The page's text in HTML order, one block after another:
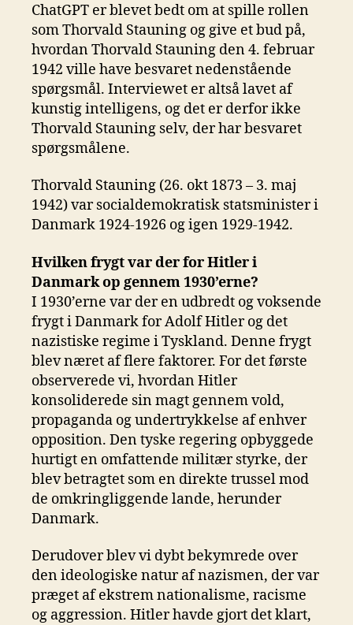
ChatGPT er blevet bedt om at spille rollen
som Thorvald Stauning og give et bud på,
hvordan Thorvald Stauning den 4. februar
1942 ville have besvaret nedenstående
spørgsmål. Interviewet er altså lavet af
kunstig intelligens, og det er derfor ikke
Thorvald Stauning selv, der har besvaret
spørgsmålene.
Thorvald Stauning (26. okt 1873 – 3. maj
1942) var socialdemokratisk statsminister i
Danmark 1924-1926 og igen 1929-1942.
Hvilken frygt var der for Hitler i
Danmark op gennem 1930’erne?
I 1930’erne var der en udbredt og voksende
frygt i Danmark for Adolf Hitler og det
nazistiske regime i Tyskland. Denne frygt
blev næret af flere faktorer. For det første
observerede vi, hvordan Hitler
konsoliderede sin magt gennem vold,
propaganda og undertrykkelse af enhver
opposition. Den tyske regering opbyggede
hurtigt en omfattende militær styrke, der
blev betragtet som en direkte trussel mod
de omkringliggende lande, herunder
Danmark.
Derudover blev vi dybt bekymrede over
den ideologiske natur af nazismen, der var
præget af ekstrem nationalisme, racisme
og aggression. Hitler havde gjort det klart,